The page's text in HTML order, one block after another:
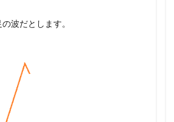
波だとします。